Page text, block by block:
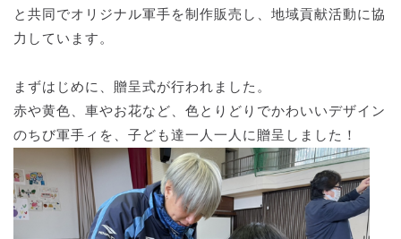
と共同でオリジナル軍手を制作販売し、地域貢献活動に協
力しています。
まずはじめに、贈呈式が行われました。
赤や黄色、車やお花など、色とりどりでかわいいデザイン
のちび軍手ィを、子ども達一人一人に贈呈しました！